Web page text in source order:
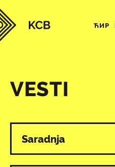
ЋИР
VESTI
Svi programi
Saradnja